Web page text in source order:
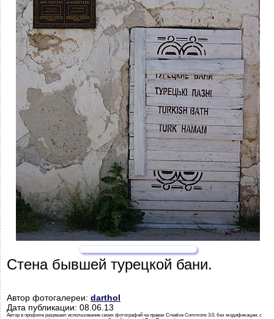
Стена бывшей турецкой бани.
Автор фотогалереи: darthol
Дата публикации: 08.06.13
Автор в профиле разрешил использование своих фотографий на правах Creative Commons 3.0, без модификации, с